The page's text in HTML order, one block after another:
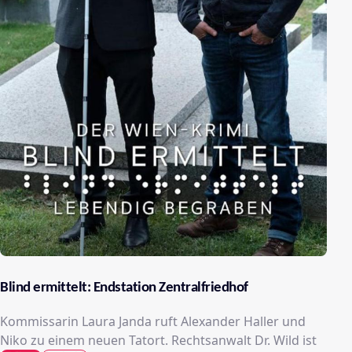
Blind ermittelt: Endstation Zentralfriedhof
Kommissarin Laura Janda ruft Alexander Haller und
Niko zu einem neuen Tatort. Rechtsanwalt Dr. Wild ist